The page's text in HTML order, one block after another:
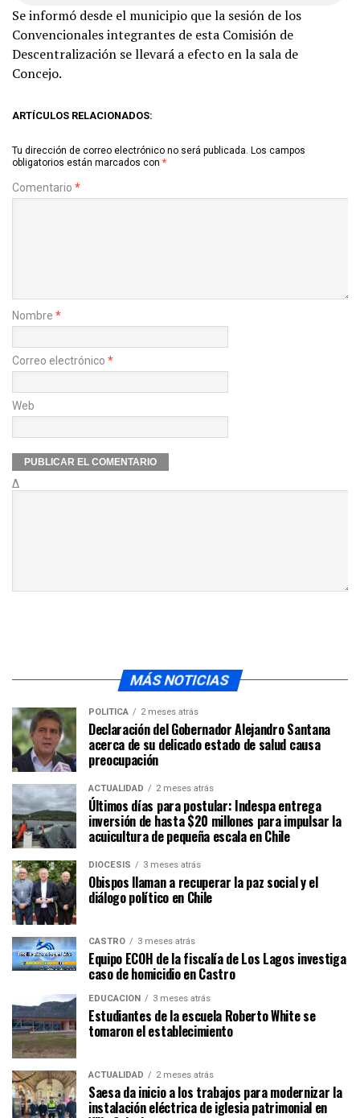
Se informó desde el municipio que la sesión de los
Convencionales integrantes de esta Comisión de
Descentralización se llevará a efecto en la sala de
Concejo.
ARTÍCULOS RELACIONADOS:
Tu dirección de correo electrónico no será publicada. Los campos
obligatorios están marcados con *
Comentario *
Nombre *
Correo electrónico *
Web
Δ
MÁS NOTICIAS
POLÍTICA 2 meses atrás
Declaración del Gobernador Alejandro Santana
acerca de su delicado estado de salud causa
preocupación
ACTUALIDAD 2 meses atrás
Últimos días para postular: Indespa entrega
inversión de hasta $20 millones para impulsar la
acuicultura de pequeña escala en Chile
DIÓCESIS 3 meses atrás
Obispos llaman a recuperar la paz social y el
diálogo político en Chile
CASTRO 3 meses atrás
Equipo ECOH de la fiscalía de Los Lagos investiga
caso de homicidio en Castro
EDUCACIÓN 3 meses atrás
Estudiantes de la escuela Roberto White se
tomaron el establecimiento
ACTUALIDAD 2 meses atrás
Saesa da inicio a los trabajos para modernizar la
instalación eléctrica de iglesia patrimonial en